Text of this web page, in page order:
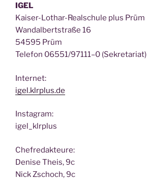
IGEL
Kai­ser-Lothar-Real­schu­le plus Prüm
Wan­dal­bert­stra­ße 16
54595 Prüm
Tele­fon 06551/97111–0 (Sekre­ta­ri­at)
Inter­net:
igel.klrplus.de
Insta­gram:
igel_klrplus
Chef­re­dak­teu­re:
Deni­se Theis, 9c
Nick Zscho­ch, 9c